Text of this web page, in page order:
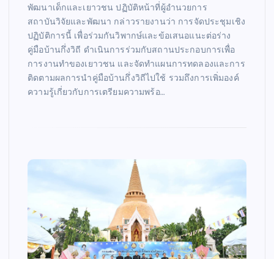
พัฒนาเด็กและเยาวชน ปฏิบัติหน้าที่ผู้อำนวยการ
สถาบันวิจัยและพัฒนา กล่าวรายงานว่า การจัดประชุมเชิง
ปฏิบัติการนี้ เพื่อร่วมกันวิพากษ์และข้อเสนอแนะต่อร่าง
คู่มือบ้านกึ่งวิถี ดำเนินการร่วมกับสถานประกอบการเพื่อ
การงานทำของเยาวชน และจัดทำแผนการทดลองและการ
ติดตามผลการนำคู่มือบ้านกึ่งวิถีไปใช้ รวมถึงการเพิ่มองค์
ความรู้เกี่ยวกับการเตรียมความพร้อ…